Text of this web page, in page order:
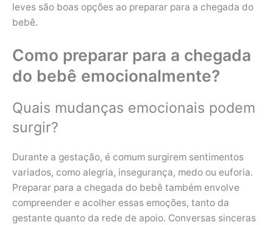
leves são boas opções ao preparar para a chegada do
bebê.
Como preparar para a chegada
do bebê emocionalmente?
Quais mudanças emocionais podem
surgir?
Durante a gestação, é comum surgirem sentimentos
variados, como alegria, insegurança, medo ou euforia.
Preparar para a chegada do bebê também envolve
compreender e acolher essas emoções, tanto da
gestante quanto da rede de apoio. Conversas sinceras